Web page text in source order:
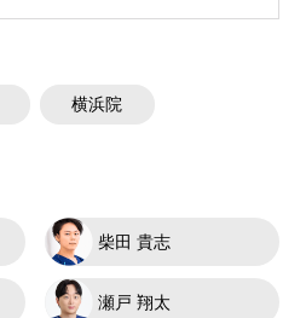
横浜院
柴田 貴志
瀬戸 翔太